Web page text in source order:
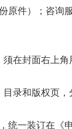
件）；咨询
封面右上角
和版权页，
一装订在《